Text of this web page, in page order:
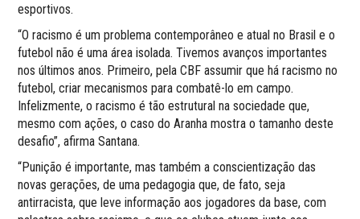
esportivos.
“O racismo é um problema contemporâneo e atual no Brasil e o
futebol não é uma área isolada. Tivemos avanços importantes
nos últimos anos. Primeiro, pela CBF assumir que há racismo no
futebol, criar mecanismos para combatê-lo em campo.
Infelizmente, o racismo é tão estrutural na sociedade que,
mesmo com ações, o caso do Aranha mostra o tamanho deste
desafio”, afirma Santana.
“Punição é importante, mas também a conscientização das
novas gerações, de uma pedagogia que, de fato, seja
antirracista, que leve informação aos jogadores da base, com